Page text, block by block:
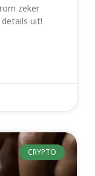
zeker
uit!
CRYPTO